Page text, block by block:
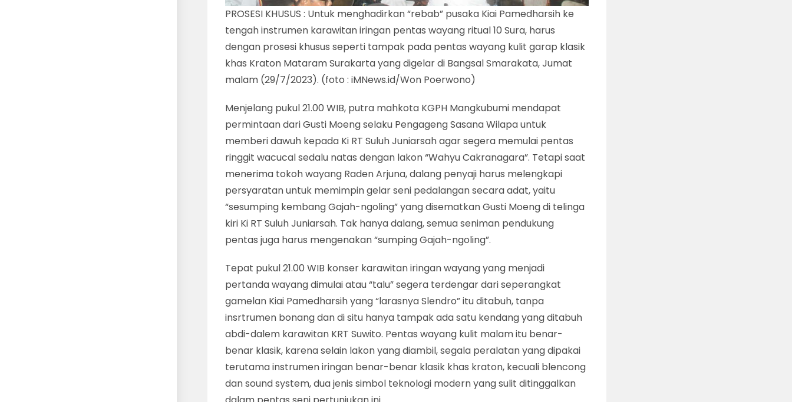
PROSESI KHUSUS : Untuk menghadirkan “rebab” pusaka Kiai Pamedharsih ke
tengah instrumen karawitan iringan pentas wayang ritual 10 Sura, harus
dengan prosesi khusus seperti tampak pada pentas wayang kulit garap klasik
khas Kraton Mataram Surakarta yang digelar di Bangsal Smarakata, Jumat
malam (29/7/2023). (foto : iMNews.id/Won Poerwono)
Menjelang pukul 21.00 WIB, putra mahkota KGPH Mangkubumi mendapat
permintaan dari Gusti Moeng selaku Pengageng Sasana Wilapa untuk
memberi dawuh kepada Ki RT Suluh Juniarsah agar segera memulai pentas
ringgit wacucal sedalu natas dengan lakon “Wahyu Cakranagara”. Tetapi saat
menerima tokoh wayang Raden Arjuna, dalang penyaji harus melengkapi
persyaratan untuk memimpin gelar seni pedalangan secara adat, yaitu
“sesumping kembang Gajah-ngoling” yang disematkan Gusti Moeng di telinga
kiri Ki RT Suluh Juniarsah. Tak hanya dalang, semua seniman pendukung
pentas juga harus mengenakan “sumping Gajah-ngoling”.
Tepat pukul 21.00 WIB konser karawitan iringan wayang yang menjadi
pertanda wayang dimulai atau “talu” segera terdengar dari seperangkat
gamelan Kiai Pamedharsih yang “larasnya Slendro” itu ditabuh, tanpa
insrtrumen bonang dan di situ hanya tampak ada satu kendang yang ditabuh
abdi-dalem karawitan KRT Suwito. Pentas wayang kulit malam itu benar-
benar klasik, karena selain lakon yang diambil, segala peralatan yang dipakai
terutama instrumen iringan benar-benar klasik khas kraton, kecuali blencong
dan sound system, dua jenis simbol teknologi modern yang sulit ditinggalkan